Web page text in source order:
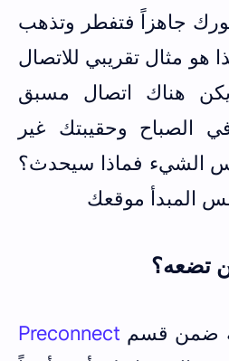
جاهزاً فتفطر وتذهب
هو مثال تقريبي للاتصال
يكن هناك اتصال مسبق
الصباح وحقيبتك غير
الشيء فماذا سيحدث؟
المبدأ موقعك
تضعه؟
ضمن قسم Preconnect